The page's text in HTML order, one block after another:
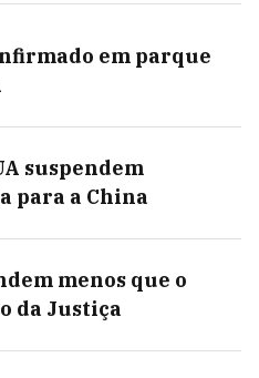
em parque
suspendem
para a China
menos que o
da Justiça